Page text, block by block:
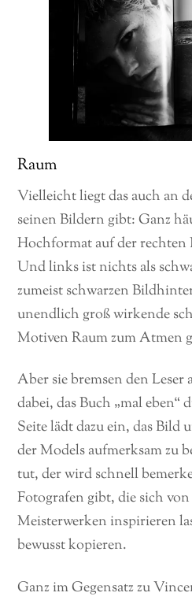
Raum
Vielleicht liegt das auch an
seinen Bildern gibt: Ganz
Hochformat auf der rechten
Und links ist nichts als
zumeist schwarzen
unendlich groß wirkende
Motiven Raum zum Atmen
Aber sie bremsen den
dabei, das Buch „mal eben“
Seite lädt dazu ein, das Bild
der Models aufmerksam zu
tut, der wird schnell
Fotografen gibt, die sich von
Meisterwerken inspirieren
bewusst kopieren.
Ganz im Gegensatz zu